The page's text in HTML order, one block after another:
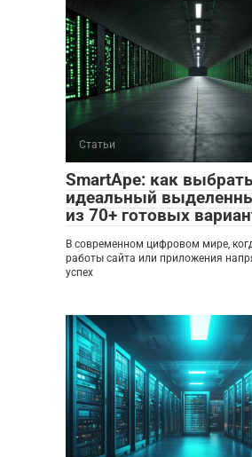
Статьи
SmartApe: как выбрать
идеальный
из 70+ готовых
В современном цифровом мире,
работы сайта или приложения
успех